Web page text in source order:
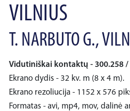
VILNIUS
T. NARBUTO G.,
Vidutiniškai kontaktų - 300.258 /
Ekrano dydis - 32 kv. m (8 x 4 m).
Ekrano rezoliucija - 1152 x 576
Formatas - avi, mp4, mov, dalinė